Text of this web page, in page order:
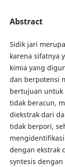
Abstract
Sidik jari
karena sifatnya
kimia yang
dan berpotensi
bertujuan untuk
tidak beracun,
diekstrak dari
tidak berpori,
dengan ekstrak
syntesis